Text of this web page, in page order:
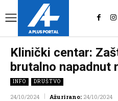
Klinički centar:
brutalno napadnut
INFO DRUŠTVO
24/10/2024 Ažurirano: 24/10/2024